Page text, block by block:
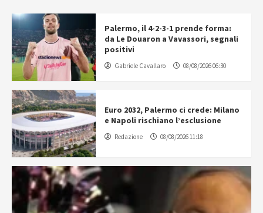
Palermo, il 4-2-3-1 prende forma:
da Le Douaron a Vavassori, segnali
positivi
Gabriele Cavallaro 08/08/2026 06:30
Euro 2032, Palermo ci crede: Milano
e Napoli rischiano l’esclusione
Redazione 08/08/2026 11:18